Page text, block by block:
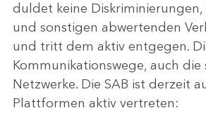
duldet keine Diskriminierungen,
und sonstigen abwertenden
und tritt dem aktiv entgegen.
Kommunikationswege, auch die
Netzwerke. Die SAB ist derzeit
Plattformen aktiv vertreten: